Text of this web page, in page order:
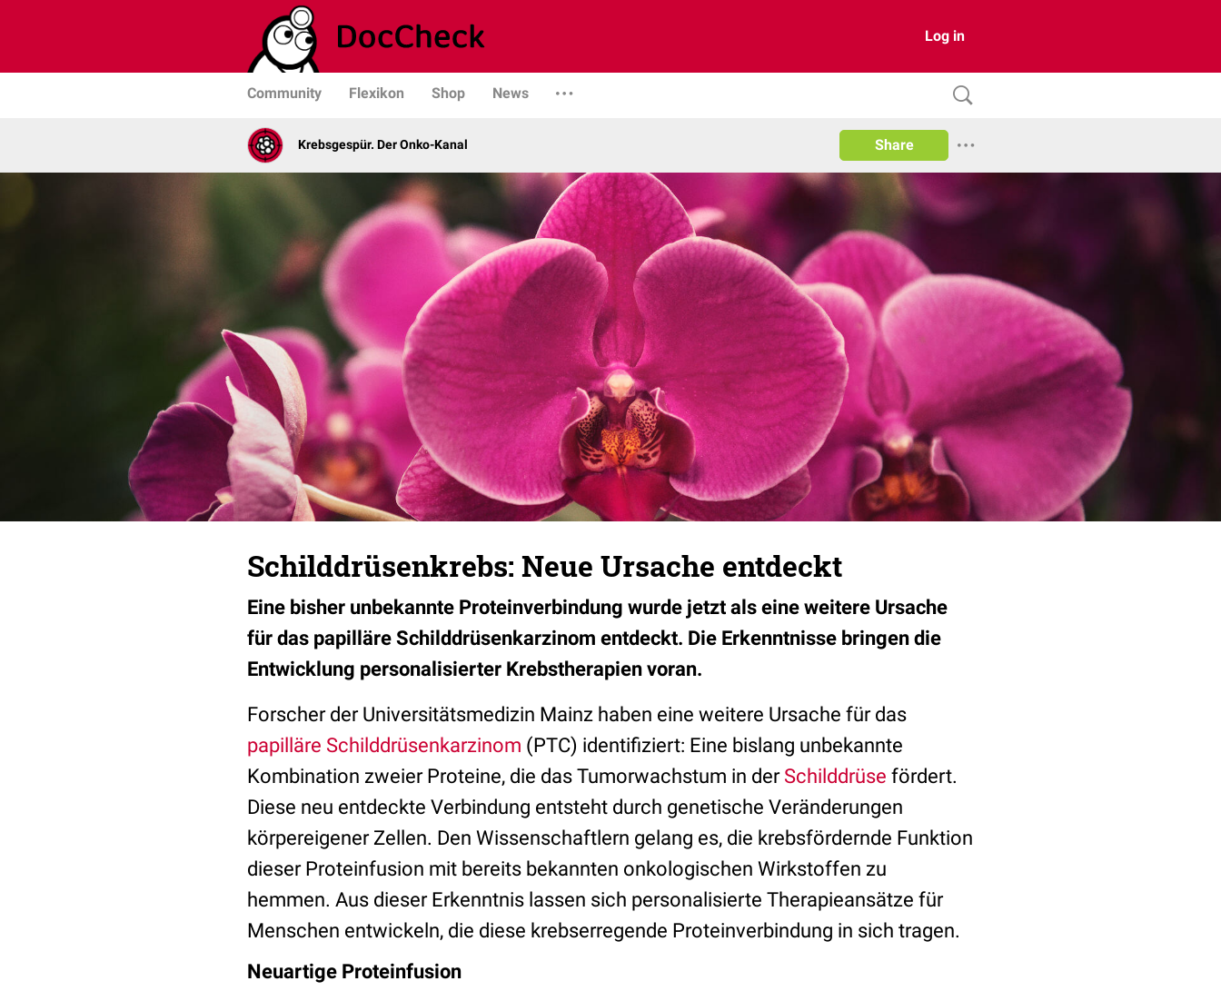
Log in
Community Flexikon Shop News
Krebsgespür. Der Onko-Kanal Share
Schilddrüsenkrebs: Neue Ursache entdeckt
Eine bisher unbekannte Proteinverbindung wurde jetzt als eine weitere Ursache
für das papilläre Schilddrüsenkarzinom entdeckt. Die Erkenntnisse bringen die
Entwicklung personalisierter Krebstherapien voran.
Forscher der Universitätsmedizin Mainz haben eine weitere Ursache für das
papilläre Schilddrüsenkarzinom (PTC) identifiziert: Eine bislang unbekannte
Kombination zweier Proteine, die das Tumorwachstum in der Schilddrüse fördert.
Diese neu entdeckte Verbindung entsteht durch genetische Veränderungen
körpereigener Zellen. Den Wissenschaftlern gelang es, die krebsfördernde Funktion
dieser Proteinfusion mit bereits bekannten onkologischen Wirkstoffen zu
hemmen. Aus dieser Erkenntnis lassen sich personalisierte Therapieansätze für
Menschen entwickeln, die diese krebserregende Proteinverbindung in sich tragen.
Neuartige Proteinfusion